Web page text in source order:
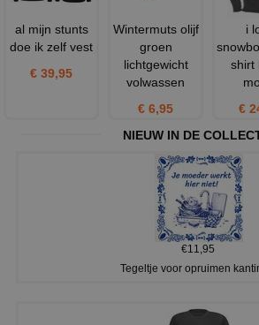
al mijn stunts
doe ik zelf vest
€ 39,95
Wintermuts olijf
groen
lichtgewicht
volwassen
€ 6,95
i
shirt
€
NIEUW IN DE
€11,95
Tegeltje voor opruimen